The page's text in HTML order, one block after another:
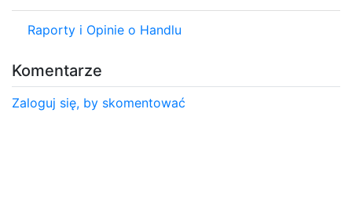
Raporty i Opinie o Handlu
Komentarze
Zaloguj się, by skomentować